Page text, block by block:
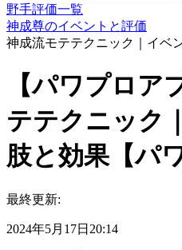
野手評価一覧
神成尊のイベントと評価
神成流モテテクニック｜イベ
【パワプロア
テテクニック
肢と効果【パ
最終更新:
2024年5月17日20:14